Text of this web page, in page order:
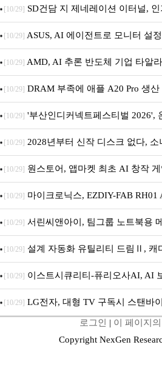
던전 13’ 참가!
[10/29] SD건담 지 제네레이션 이터널,
아의 용사’ 재개최 및 풍성한 기념 이벤
[10/29] ASUS, AI 에이전트로 모니터 설
[10/29] AMD, AI 추론 반도체 기업 타알
[10/29] DRAM 부족에 애플 A20 Pro 생산
퍼 대기
[10/29] '부산인디커넥트페스티벌 2026',
개막... 22일간 진행
[10/29] 2028년부터 신작 디스크 없다, 소
문 추가
[10/29] 원스토어, 앱마켓 최초 AI 창작
[10/29] 마이크로닉스, EZDIY-FAB
시
[10/29] 서린씨앤아이, 팀그룹 노트북용
5600MHz 16GB 출시
[10/29] 설계 자동화 유틸리티 드림Ⅱ, 캐
무상 배포
[10/29] 이스트시큐리티-퓨리오사AI, AI
세대 AI 보안 플랫폼 구축
[10/29] LG전자, 대형 TV 구독시 스탠바
로그인 | 이 페이지의
Copyright NexGen